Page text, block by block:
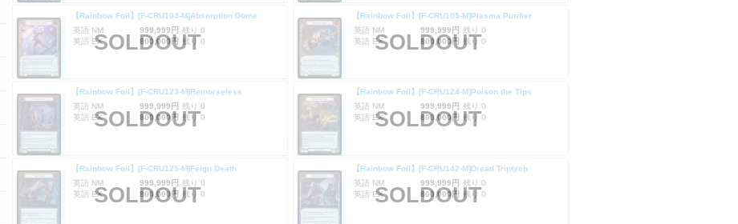
【Rainbow Foil】[F-CRU104-M]Absorption Dome
英語 NM
999,999円 残り 0
英語 EX
800,000円 残り 0
SOLDOUT
【Rainbow Foil】[F-CRU105-M]Plasma Purifier
英語 NM
999,999円 残り 0
英語 EX
800,000円 残り 0
SOLDOUT
【Rainbow Foil】[F-CRU123-M]Remorseless
英語 NM
999,999円 残り 0
英語 EX
800,000円 残り 0
SOLDOUT
【Rainbow Foil】[F-CRU124-M]Poison the Tips
英語 NM
999,999円 残り 0
英語 EX
800,000円 残り 0
SOLDOUT
【Rainbow Foil】[F-CRU125-M]Feign Death
英語 NM
999,999円 残り 0
英語 EX
800,000円 残り 0
SOLDOUT
【Rainbow Foil】[F-CRU142-M]Dread Triptych
英語 NM
999,999円 残り 0
英語 EX
800,000円 残り 0
SOLDOUT